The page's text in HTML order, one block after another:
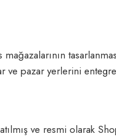
ve pazar yerlerini
ve resmi olarak